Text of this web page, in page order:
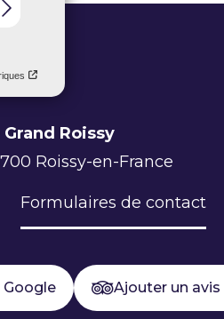
Roissy
Roissy-en-France
Formulaires de contact
Google Ajouter un